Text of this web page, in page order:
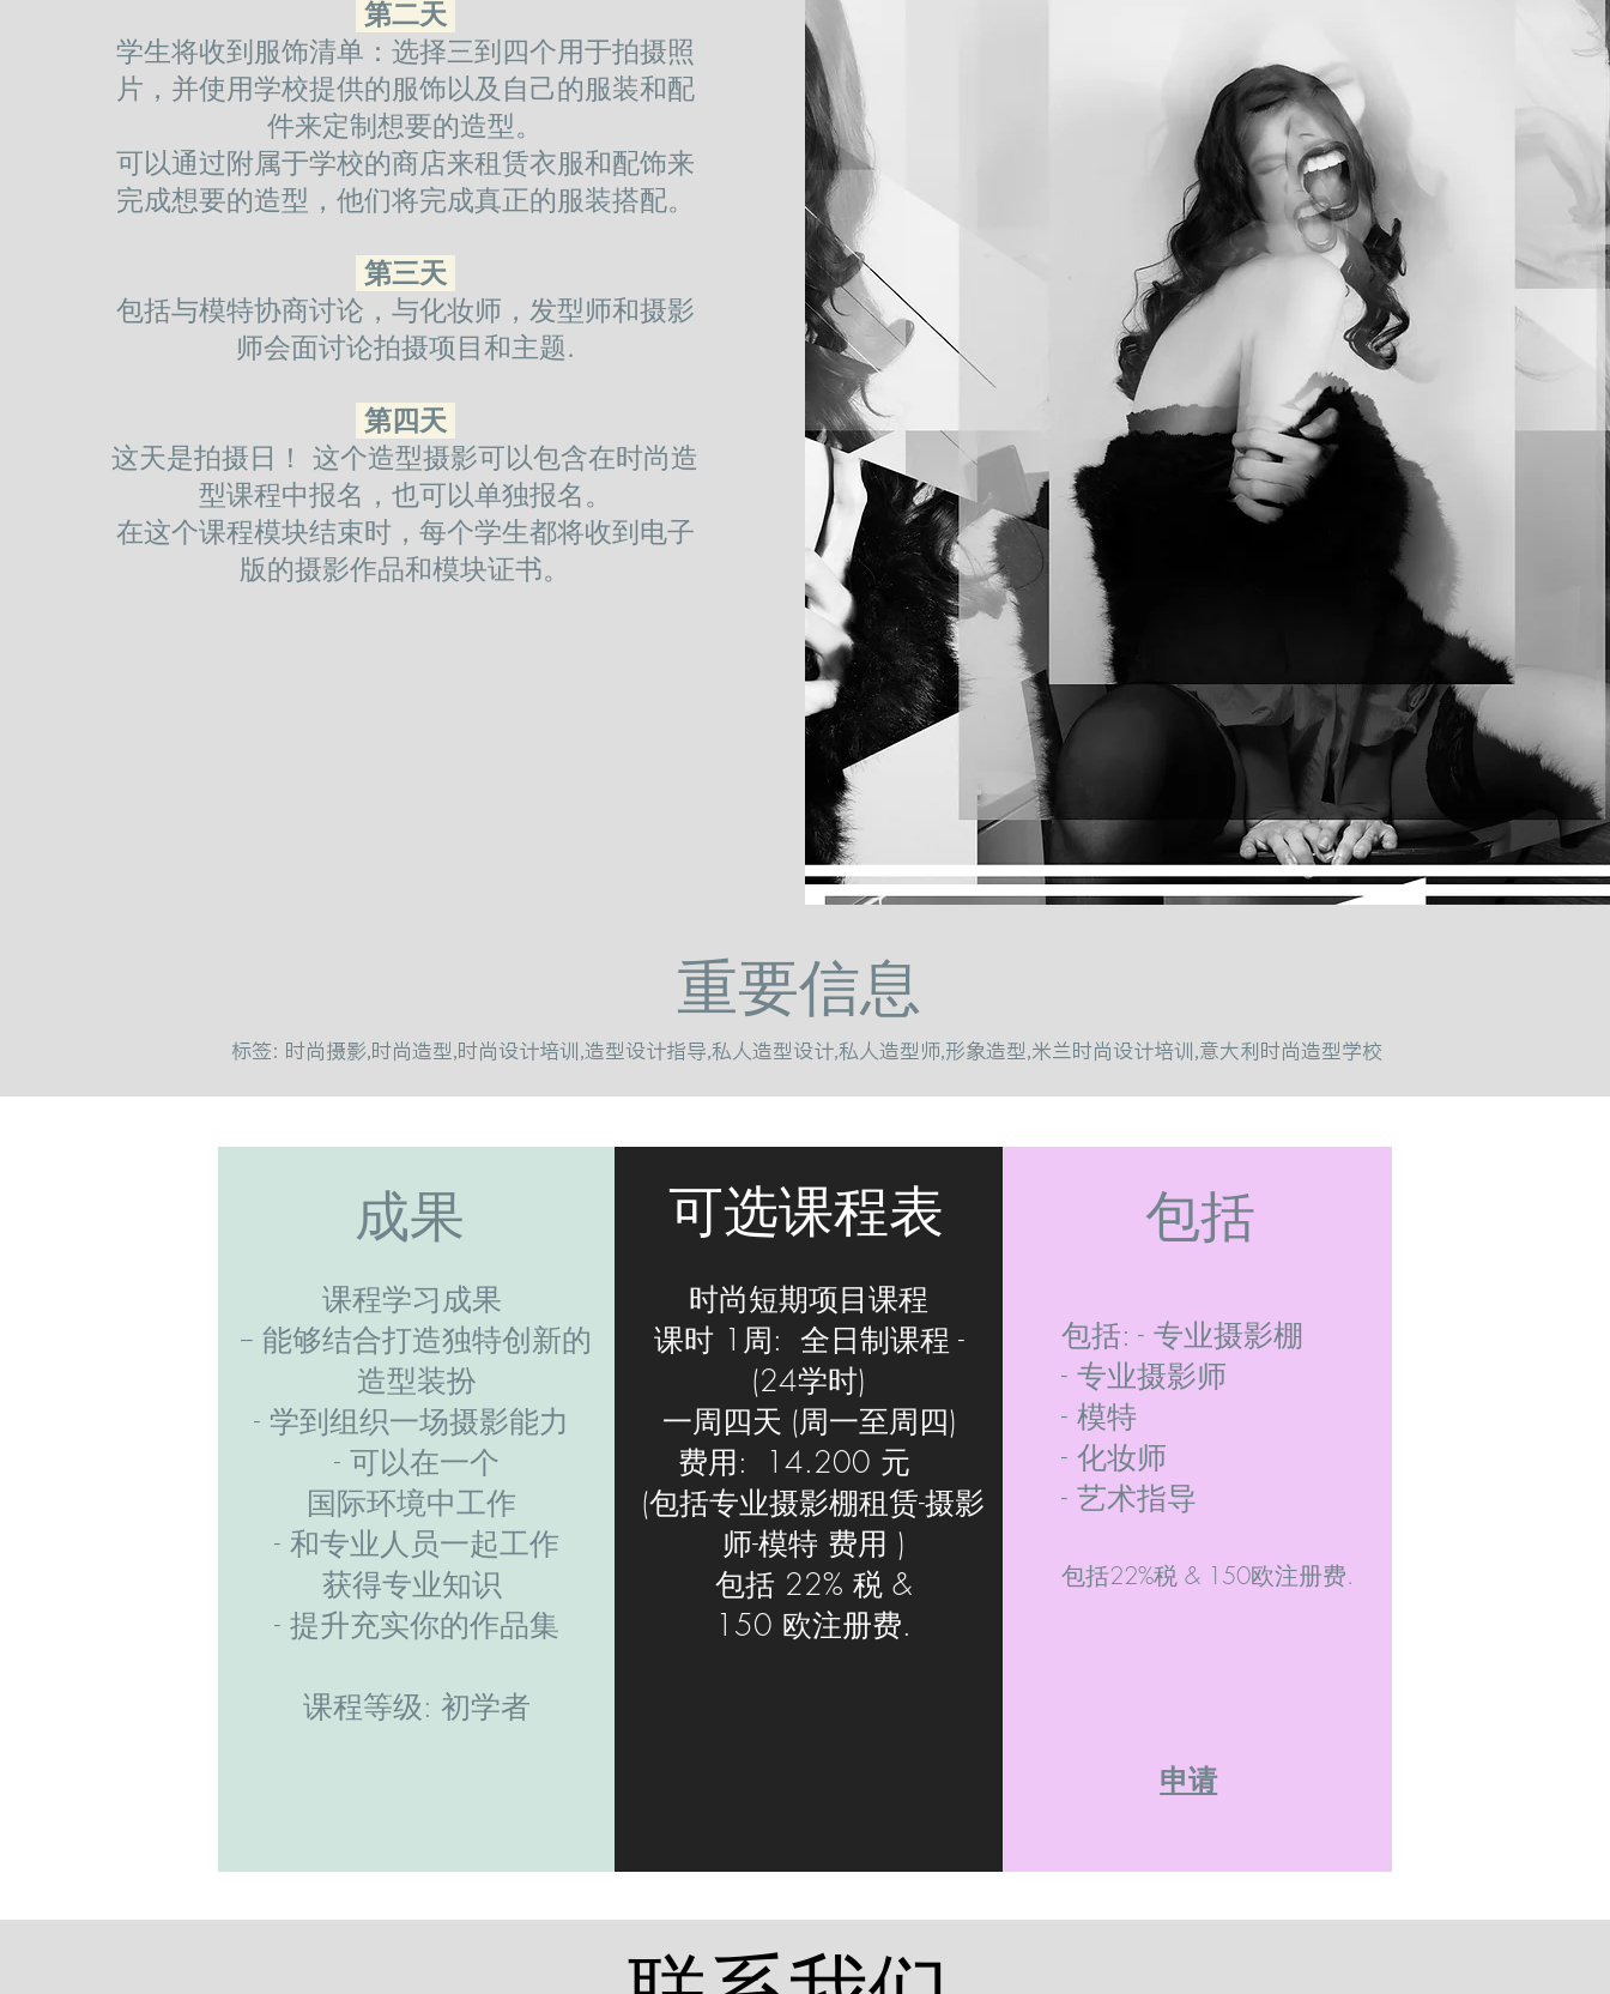
第二天
学生将收到服饰清单：选择三到四个用于拍摄照
片，并使用学校提供的服饰以及自己的服装和配
件来定制想要的造型。
可以通过附属于学校的商店来租赁衣服和配饰来
完成想要的造型，他们将完成真正的服装搭配。
第三天
包括与模特协商讨论，与化妆师，发型师和摄影
师会面讨论拍摄项目和主题.
第四天
这天是拍摄日！ 这个造型摄影可以包含在时尚造
型课程中报名，也可以单独报名。
在这个课程模块结束时，每个学生都将收到电子
版的摄影作品和模块证书。
重要信息
标签: 时尚摄影,时尚造型,时尚设计培训,造型设计指导,私人造型设计,私人造型师,形象造型,米兰时尚设计培训,意大利时尚造型学校
课程学习成果
-- 能够结合打造独特创新的
造型装扮
- 学到组织一场摄影能力
- 可以在一个
国际环境中工作
- 和专业人员一起工作
获得专业知识
- 提升充实你的作品集
课程等级: 初学者
可选课程表
时尚短期项目课程
课时 1周: 全日制课程 -
(24学时)
一周四天 (周一至周四)
费用: 14.200 元
(包括专业摄影棚租赁-摄影
师-模特 费用 )
包括 22% 税 &
150 欧注册费.
包括
包括: - 专业摄影棚
- 专业摄影师
- 模特
- 化妆师
- 艺术指导
包括22%税 & 150欧注册费.
申请
成果